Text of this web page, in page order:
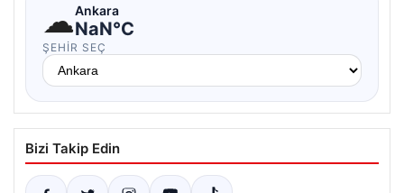
☁Ankara
NaN°C
ŞEHIR SEÇ
Bizi Takip Edin